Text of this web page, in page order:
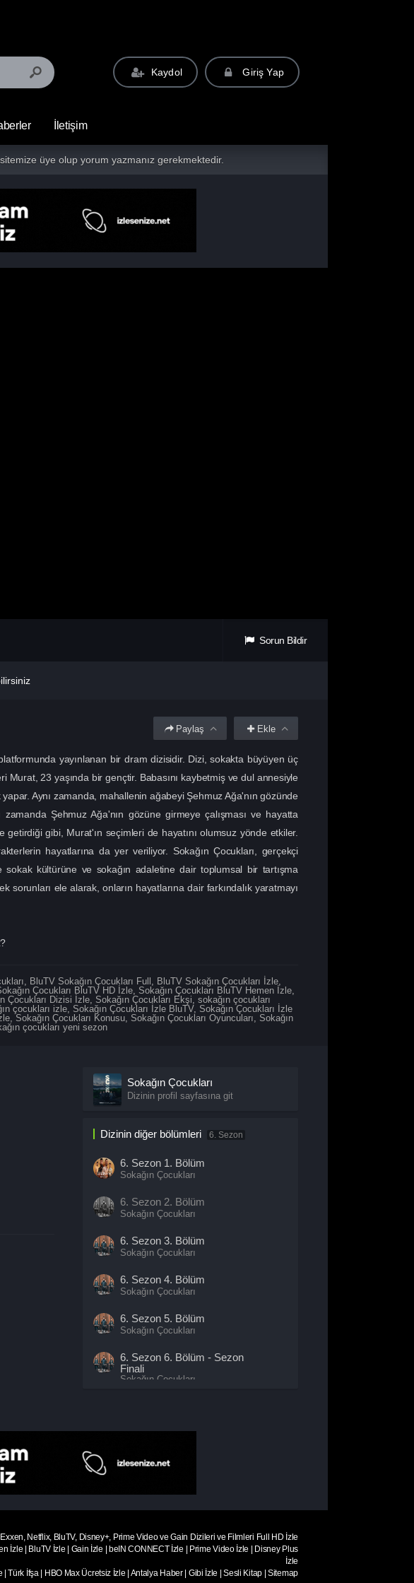
Kaydol Giriş Yap
İletişim
üye olup yorum yazmanız gerekmektedir.
Sorun Bildir
Ekle
Paylaş
yayınlanan bir dram dizisidir. Dizi, sokakta büyüyen üç
Murat, 23 yaşında bir gençtir. Babasını kaybetmiş ve dul annesiyle
Aynı zamanda, mahallenin ağabeyi Şehmuz Ağa'nın gözünde
Şehmuz Ağa'nın gözüne girmeye çalışması ve hayatta
gibi, Murat'ın seçimleri de hayatını olumsuz yönde etkiler.
hayatlarına da yer veriliyor. Sokağın Çocukları, gerçekçi
kültürüne ve sokağın adaletine dair toplumsal bir tartışma
sorunları ele alarak, onların hayatlarına dair farkındalık yaratmayı
, BluTV Sokağın Çocukları Full , BluTV Sokağın Çocukları İzle,
Çocukları BluTV HD İzle, Sokağın Çocukları BluTV Hemen İzle,
Çocukları Dizisi İzle, Sokağın Çocukları Ekşi, sokağın çocukları
çocukları izle, Sokağın Çocukları İzle BluTV, Sokağın Çocukları İzle
, Sokağın Çocukları Konusu, Sokağın Çocukları Oyuncuları, Sokağın
çocukları yeni sezon
Sokağın Çocukları
Dizinin profil sayfasına git
Dizinin diğer bölümleri 6. Sezon
6. Sezon 1. Bölüm
Sokağın Çocukları
6. Sezon 2. Bölüm
Sokağın Çocukları
6. Sezon 3. Bölüm
Sokağın Çocukları
6. Sezon 4. Bölüm
Sokağın Çocukları
6. Sezon 5. Bölüm
Sokağın Çocukları
6. Sezon 6. Bölüm - Sezon
Finali
Sokağın Çocukları
Exxen, Netflix, BluTV, Disney+, Prime Video ve Gain Dizileri ve Filmleri Full HD İzle
İzle BluTV İzle Gain İzle beIN CONNECT İzle Prime Video İzle
Disney Plus
İzle
|Türk İfşa| HBO Max Ücretsiz İzle Antalya Haber| Gibi İzle |Sesli Kitap|Sitemap